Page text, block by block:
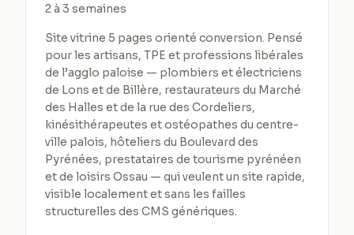
2 à 3 semaines
Site vitrine 5 pages orienté conversion. Pensé
pour les artisans, TPE et professions libérales
de l’agglo paloise — plombiers et électriciens
de Lons et de Billère, restaurateurs du Marché
des Halles et de la rue des Cordeliers,
kinésithérapeutes et ostéopathes du centre-
ville palois, hôteliers du Boulevard des
Pyrénées, prestataires de tourisme pyrénéen
et de loisirs Ossau — qui veulent un site rapide,
visible localement et sans les failles
structurelles des CMS génériques.